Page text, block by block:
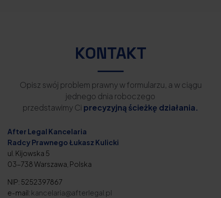
KONTAKT
Opisz swój problem prawny w formularzu, a w ciągu
jednego dnia roboczego
przedstawimy Ci precyzyjną ścieżkę działania.
After Legal Kancelaria
Radcy Prawnego Łukasz Kulicki
ul. Kijowska 5
03-738 Warszawa, Polska
NIP: 5252397867
e-mail: kancelaria@afterlegal.pl